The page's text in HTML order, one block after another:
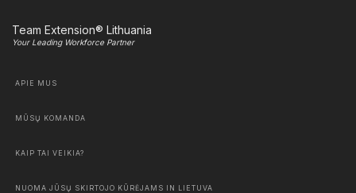
Team Extension® Lithuania
Your Leading Workforce Partner
APIE MUS
MŪSŲ KOMANDA
KAIP TAI VEIKIA?
NUOMA JŪSŲ SKIRTOJO KŪRĖJAMS IN LIETUVA